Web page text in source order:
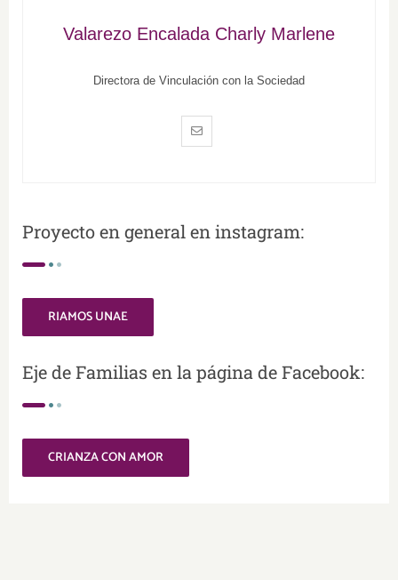
Valarezo Encalada Charly Marlene
Directora de Vinculación con la Sociedad
Proyecto en general en instagram:
RIAMOS UNAE
Eje de Familias en la página de Facebook:
CRIANZA CON AMOR